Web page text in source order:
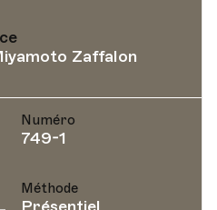
Zaffalon
Numéro
749-1
Méthode